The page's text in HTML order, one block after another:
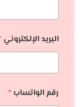
البريد الإلكتروني
رقم الواتساب *